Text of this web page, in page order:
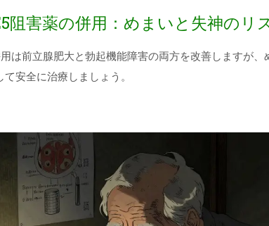
阻害薬の併用：めまいと失神のリ
は前立腺肥大と勃起機能障害の両方を改善しますが
安全に治療しましょう。